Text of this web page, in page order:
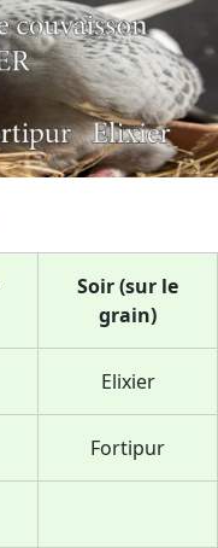
Soir (sur le
grain)
Elixier
Fortipur